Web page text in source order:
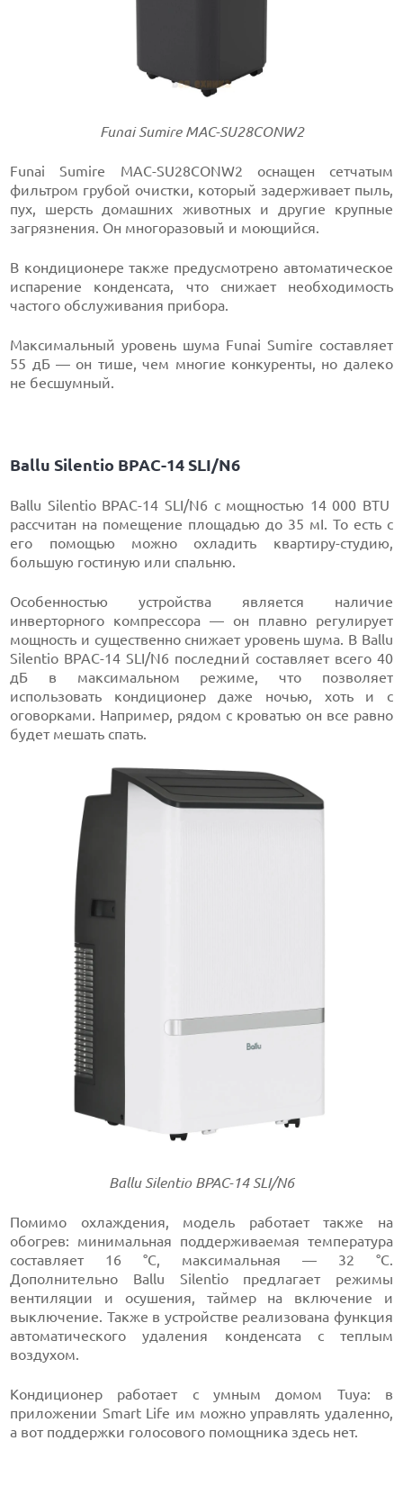
Funai Sumire MAC-SU28CONW2
Funai Sumire MAC-SU28CONW2 оснащен сетчатым
фильтром грубой очистки, который задерживает пыль,
пух, шерсть домашних животных и другие крупные
загрязнения. Он многоразовый и моющийся.
В кондиционере также предусмотрено автоматическое
испарение конденсата, что снижает необходимость
частого обслуживания прибора.
Максимальный уровень шума Funai Sumire составляет
55 дБ — он тише, чем многие конкуренты, но далеко
не бесшумный.
Ballu Silentio BPAC-14 SLI/N6
Ballu Silentio BPAC-14 SLI/N6 с мощностью 14 000 BTU
рассчитан на помещение площадью до 35 мІ. То есть с
его помощью можно охладить квартиру-студию,
большую гостиную или спальню.
Особенностью устройства является наличие
инверторного компрессора — он плавно регулирует
мощность и существенно снижает уровень шума. В Ballu
Silentio BPAC-14 SLI/N6 последний составляет всего 40
дБ в максимальном режиме, что позволяет
использовать кондиционер даже ночью, хоть и с
оговорками. Например, рядом с кроватью он все равно
будет мешать спать.
Ballu Silentio BPAC-14 SLI/N6
Помимо охлаждения, модель работает также на
обогрев: минимальная поддерживаемая температура
составляет 16 °С, максимальная — 32 °С.
Дополнительно Ballu Silentio предлагает режимы
вентиляции и осушения, таймер на включение и
выключение. Также в устройстве реализована функция
автоматического удаления конденсата с теплым
воздухом.
Кондиционер работает с умным домом Tuya: в
приложении Smart Life им можно управлять удаленно,
а вот поддержки голосового помощника здесь нет.